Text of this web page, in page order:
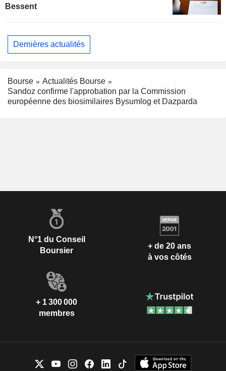
Bessent
Dernières actualités
Bourse
Actualités Bourse
Sandoz confirme l'approbation par la Commission
européenne des biosimilaires Bysumlog et Dazparda
N°1 du Conseil
Boursier
+ de 20 ans
à vos côtés
+ 1 300 000
membres